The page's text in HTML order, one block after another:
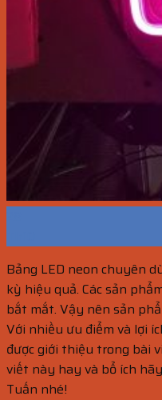
Bảng LED neon chuyên
kỳ hiệu quả. Các sản
bắt mắt. Vậy nên sản
Với nhiều ưu điểm và lợi
được giới thiệu trong bài
viết này hay và bổ ích
Tuấn nhé!